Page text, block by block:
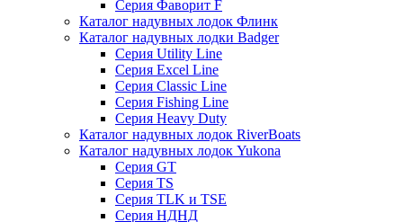
Серия Фаворит F
Каталог надувных лодок Флинк
Каталог надувных лодки Badger
Серия Utility Line
Серия Excel Line
Серия Classic Line
Серия Fishing Line
Серия Heavy Duty
Каталог надувных лодок RiverBoats
Каталог надувных лодок Yukona
Серия GT
Серия TS
Серия TLK и TSE
Серия НДНД